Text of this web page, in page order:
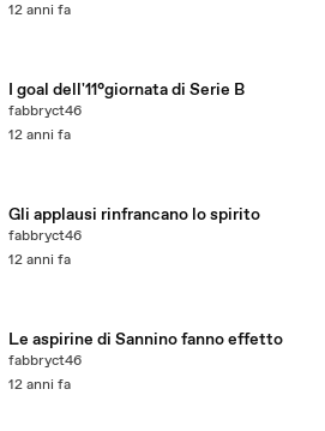
12 anni fa
I goal dell'11°giornata di Serie B
fabbryct46
12 anni fa
Gli applausi rinfrancano lo spirito
fabbryct46
12 anni fa
Le aspirine di Sannino fanno effetto
fabbryct46
12 anni fa